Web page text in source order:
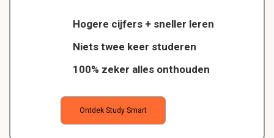
Hogere cijfers + sneller leren
Niets twee keer studeren
100% zeker alles onthouden
Ontdek Study Smart